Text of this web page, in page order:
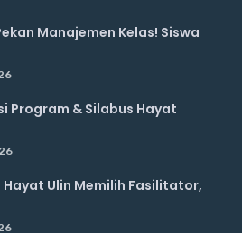
Manajemen Kelas! Siswa
Program & Silabus Hayat
Ulin Memilih Fasilitator,